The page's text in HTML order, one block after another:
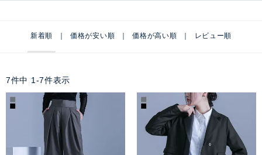
新着順 価格が安い順 価格が高い順 レビュー順
7件中 1 -7件表示